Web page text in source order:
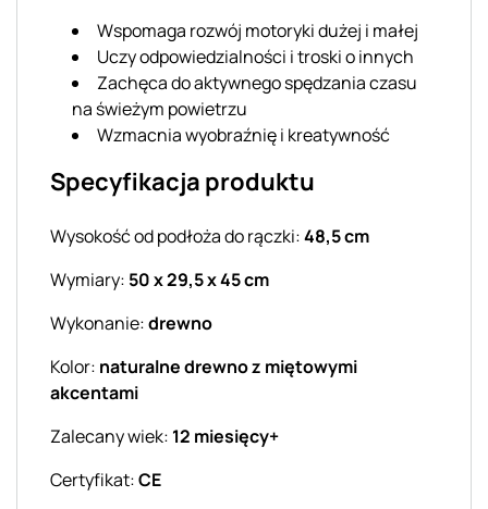
Wspomaga rozwój motoryki dużej i małej
Uczy odpowiedzialności i troski o innych
Zachęca do aktywnego spędzania czasu
na świeżym powietrzu
Wzmacnia wyobraźnię i kreatywność
Specyfikacja produktu
Wysokość od podłoża do rączki:48,5 cm
Wymiary: 50 x 29,5 x 45 cm
Wykonanie:drewno
Kolor: naturalne drewno z miętowymi
akcentami
Zalecany wiek: 12 miesięcy+
Certyfikat:CE